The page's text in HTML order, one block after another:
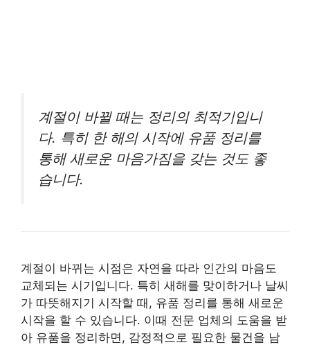
계절이 바뀔 때는 정리의 최적기입니
다. 특히 한 해의 시작에 유품 정리를
통해 새로운 마음가짐을 갖는 것도 좋
습니다.
계절이 바뀌는 시점은 자연을 따라 인간의 마음도
교체되는 시기입니다. 특히 새해를 맞이하거나 날씨
가 따뜻해지기 시작할 때, 유품 정리를 통해 새로운
시작을 할 수 있습니다. 이때 전문 업체의 도움을 받
아 유품을 정리하면, 감정적으로 필요한 물건을 남